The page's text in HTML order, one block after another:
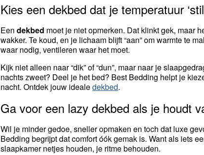
Kies een dekbed dat je temperatuur
Eendekbed moet je niet opmerken. Dat klinkt gek, maar
wakker. Te koud, en je lichaam blijft “aan” om warmte te
waar nodig, ventileren waar het moet.
Kijk niet alleen naar “dik” of “dun”, maar naar je
nachts zweet? Deel je het bed? Best Bedding helpt je
nacht. Ontdek jouw idealedekbed.
Ga voor een lazy dekbed als je houdt
Wil je minder gedoe, sneller opmaken en toch dat luxe
Bedding begrijpt dat comfort óók gemak is. Want als iets
slaapkamer netjes houden, je ritme behouden.